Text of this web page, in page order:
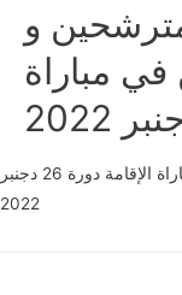
و
مباراة
إعـــــلان للمترشحين و المترشحات الناجحين في مباراة الإقامة دورة 26 دجنبر
2022